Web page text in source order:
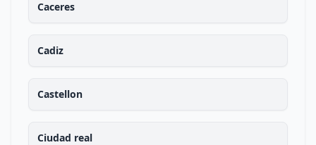
Caceres
Cadiz
Castellon
Ciudad real